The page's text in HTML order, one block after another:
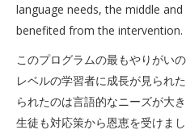
language needs, the middle
benefited from the intervention.
このプログラムの最もやりがい
レベルの学習者に成長が見られ
られたのは言語的なニーズが大
生徒も対応策から恩恵を受けまし